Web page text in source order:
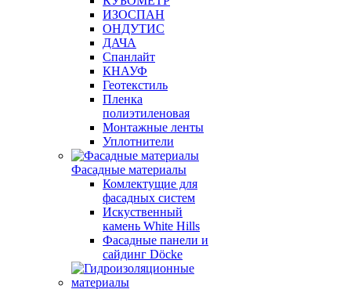
ИЗОСПАН
ОНДУТИС
ДАЧА
Спанлайт
КНАУФ
Геотекстиль
Пленка
полиэтиленовая
Монтажные ленты
Уплотнители
Фасадные материалы
Комлектущие для
фасадных систем
Искуственный
камень White Hills
Фасадные панели и
сайдинг Döcke